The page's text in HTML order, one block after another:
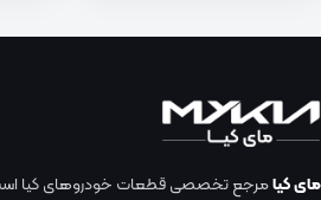
مای کیامرجع تخصصی قطعات خودروهای کیا